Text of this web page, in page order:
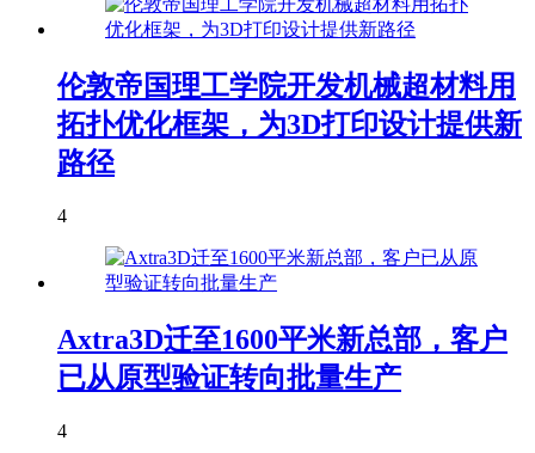
伦敦帝国理工学院开发机械超材料用
拓扑优化框架，为3D打印设计提供新
路径
4
Axtra3D迁至1600平米新总部，客户
已从原型验证转向批量生产
4